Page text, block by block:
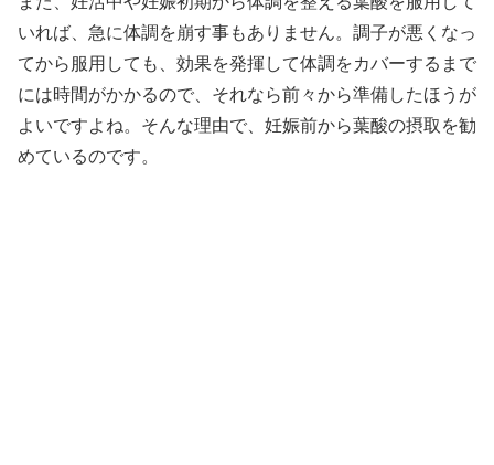
いれば、急に体調を崩す事もありません。調子が悪くなっ
てから服用しても、効果を発揮して体調をカバーするまで
には時間がかかるので、それなら前々から準備したほうが
よいですよね。そんな理由で、妊娠前から葉酸の摂取を勧
めているのです。